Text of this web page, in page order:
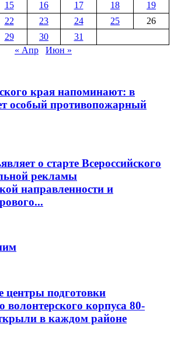
15 16 17 18
19
22 23 24 25
26
29 30
31
« Апр
Июн »
края напоминают: в
особый противопожарный
о старте Всероссийского
рекламы
направленности и
подготовки
корпуса 80-
в каждом районе